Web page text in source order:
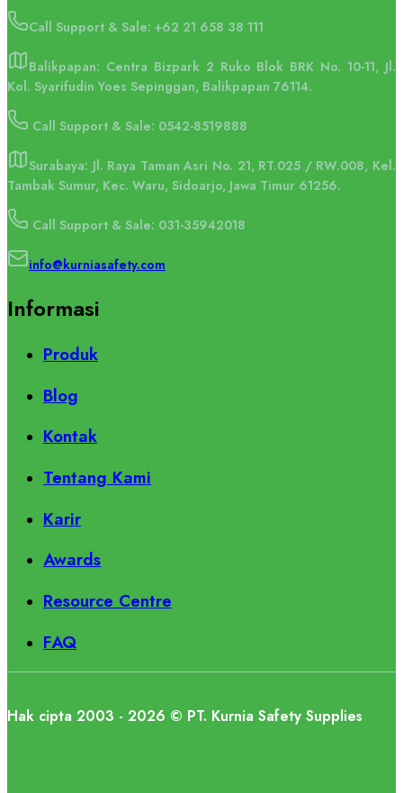
Call Support & Sale: +62 21 658 38 111
Balikpapan: Centra Bizpark 2 Ruko Blok BRK No. 10-11, Jl.
Kol. Syarifudin Yoes Sepinggan, Balikpapan 76114.
Call Support & Sale: 0542-8519888
Surabaya: Jl. Raya Taman Asri No. 21, RT.025 / RW.008, Kel.
Tambak Sumur, Kec. Waru, Sidoarjo, Jawa Timur 61256.
Call Support & Sale: 031-35942018
info@kurniasafety.com
Informasi
Produk
Blog
Kontak
Tentang Kami
Karir
Awards
Resource Centre
FAQ
Hak cipta 2003 - 2026 © PT. Kurnia Safety Supplies